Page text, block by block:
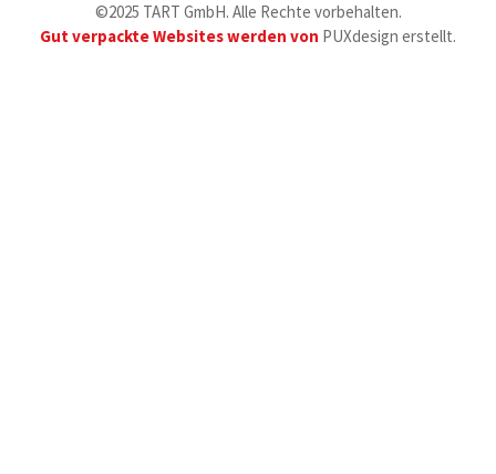
©2025 TART GmbH. Alle Rechte vorbehalten.
Gut verpackte Websites werden von PUXdesign erstellt.